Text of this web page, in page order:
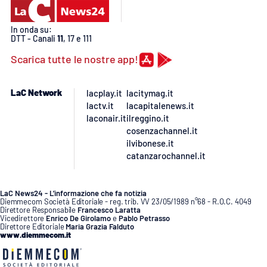
SPECIALI
Buona Sanità Calabria
Storie
LAC
In onda su:
DTT - Canali 11, 17 e 111
Scarica tutte le nostre app!
LaC Network
lacplay.it
lactv.it
laconair.it
lacitymag.it
lacapitalenews.it
ilreggino.it
cosenzachannel.it
ilvibonese.it
catanzarochannel.it
LaC News24 - L’informazione che fa notizia
Diemmecom Società Editoriale - reg. trib. VV 23/05/1989 n°68 - R.O.C. 4049
Direttore Responsabile Francesco Laratta
Vicedirettore Enrico De GirolamoePablo Petrasso
Direttore Editoriale Maria Grazia Falduto
www.diemmecom.it